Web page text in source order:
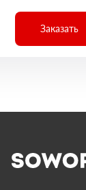
Заказать